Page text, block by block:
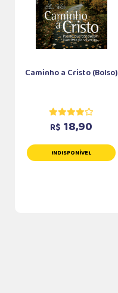
Caminho a Cristo (Bolso)
R$ 18,90
INDISPONÍVEL